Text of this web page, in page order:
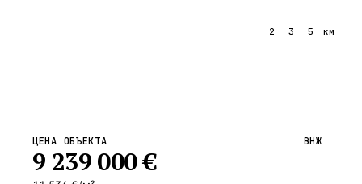
2 3 5 км
ЦЕНА ОБЪЕКТА
9 239 000€
ВНЖ